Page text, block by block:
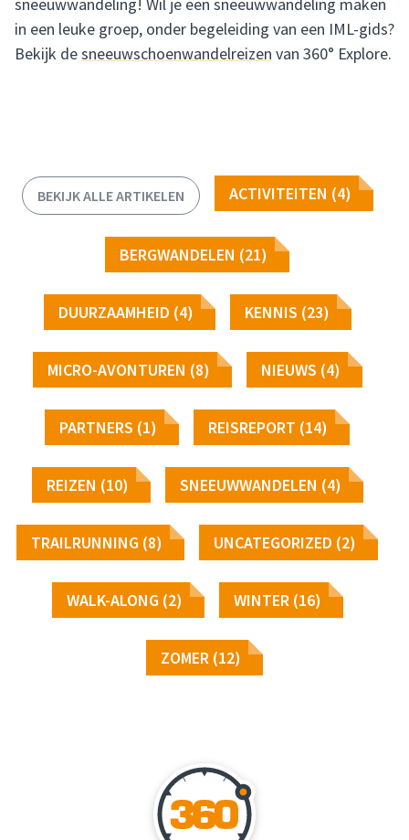
in een leuke groep, onder begeleiding van een IML-gids?
Bekijk desneeuwschoenwandelreizen van 360° Explore.
BEKIJK ALLE ARTIKELEN ACTIVITEITEN (4)
BERGWANDELEN (21)
DUURZAAMHEID (4) KENNIS (23)
MICRO-AVONTUREN (8) NIEUWS (4)
PARTNERS (1) REISREPORT (14)
REIZEN (10) SNEEUWWANDELEN (4)
TRAILRUNNING (8) UNCATEGORIZED (2)
WALK-ALONG (2) WINTER (16)
ZOMER (12)